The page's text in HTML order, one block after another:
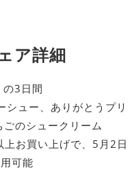
ア詳細
3日間
ュー、ありがとうプ
ごのシュークリーム
お買い上げで、5月2
可能